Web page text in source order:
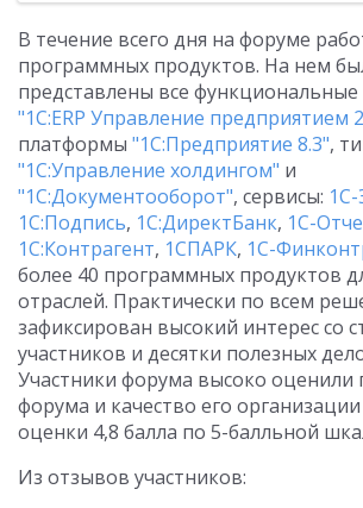
В течение всего дня на форуме
программных продуктов. На нем
представлены все
"1С:ERP Управление предприятием
платформы "1С:Предприятие 8.3",
"1С:Управление холдингом" и
"1С:Документооборот", сервисы:
1С:Подпись, 1С:ДиректБанк, 1С-
1С:Контрагент, 1СПАРК, 1С-
более 40 программных продуктов
отраслей. Практически по всем
зафиксирован высокий интерес со
участников и десятки полезных
Участники форума высоко оценили
форума и качество его
оценки 4,8 балла по 5-балльной
Из отзывов участников: